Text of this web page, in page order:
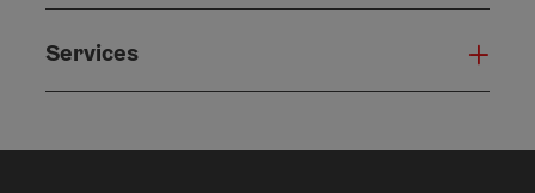
Services